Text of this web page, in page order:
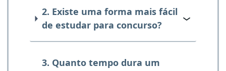
2. Existe uma forma mais fácil
de estudar para concurso?
3. Quanto tempo dura um